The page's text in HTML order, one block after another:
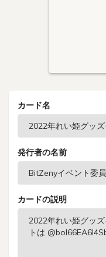
カード名
発行者の名前
カードの説明